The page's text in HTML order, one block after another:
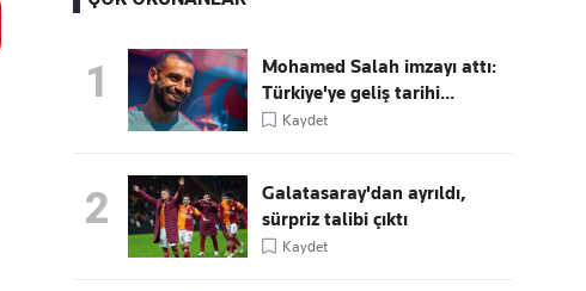
Kaçırmayın
Ücretsiz üye olun, gündemi
1
Mohamed Salah imzayı attı:
Türkiye'ye geliş tarihi...
Kaydet
2
Galatasaray'dan ayrıldı,
sürpriz talibi çıktı
Kaydet